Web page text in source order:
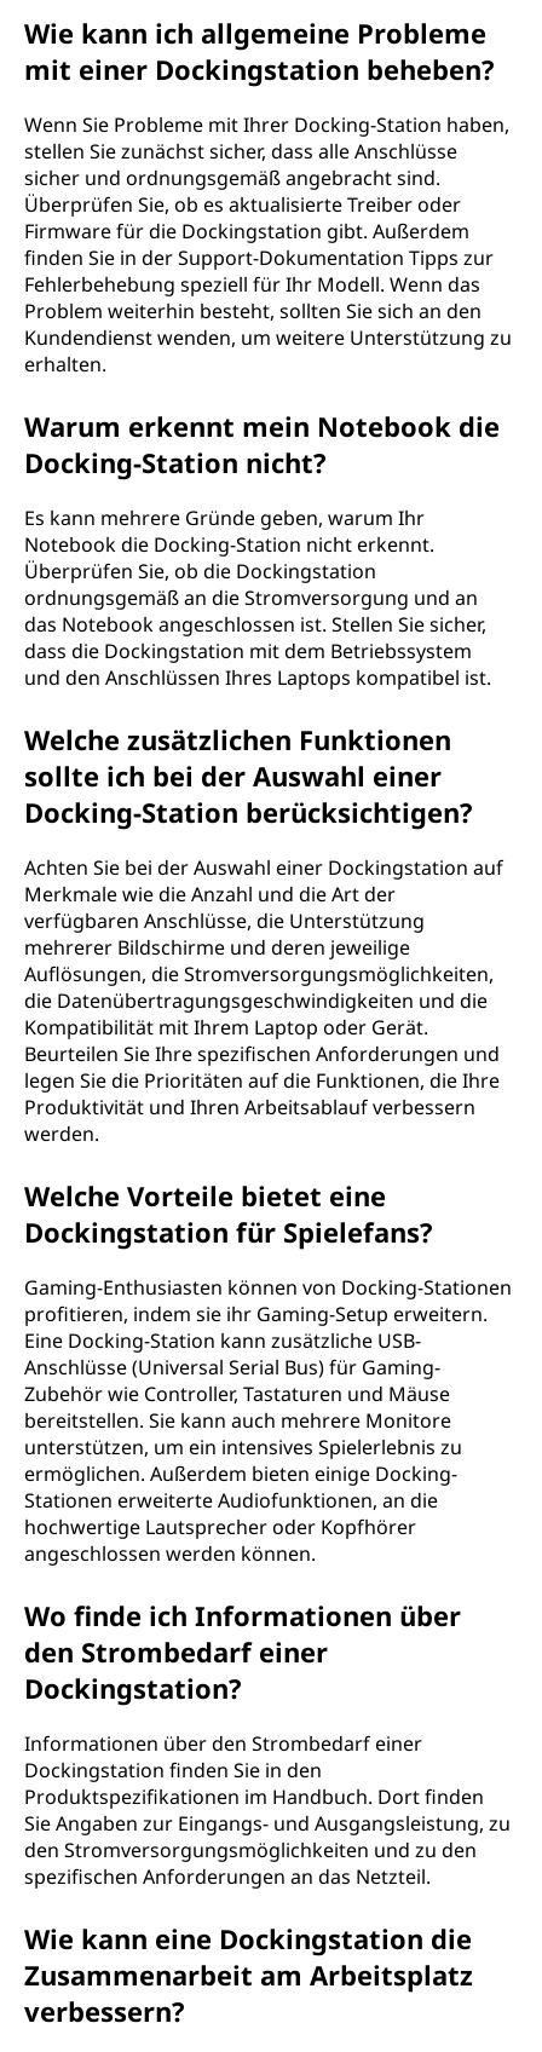
Wie kann ich allgemeine Probleme
mit einer Dockingstation beheben?
Wenn Sie Probleme mit Ihrer Docking-Station haben,
stellen Sie zunächst sicher, dass alle Anschlüsse
sicher und ordnungsgemäß angebracht sind.
Überprüfen Sie, ob es aktualisierte Treiber oder
Firmware für die Dockingstation gibt. Außerdem
finden Sie in der Support-Dokumentation Tipps zur
Fehlerbehebung speziell für Ihr Modell. Wenn das
Problem weiterhin besteht, sollten Sie sich an den
Kundendienst wenden, um weitere Unterstützung zu
erhalten.
Warum erkennt mein Notebook die
Docking-Station nicht?
Es kann mehrere Gründe geben, warum Ihr
Notebook die Docking-Station nicht erkennt.
Überprüfen Sie, ob die Dockingstation
ordnungsgemäß an die Stromversorgung und an
das Notebook angeschlossen ist. Stellen Sie sicher,
dass die Dockingstation mit dem Betriebssystem
und den Anschlüssen Ihres Laptops kompatibel ist.
Welche zusätzlichen Funktionen
sollte ich bei der Auswahl einer
Docking-Station berücksichtigen?
Achten Sie bei der Auswahl einer Dockingstation auf
Merkmale wie die Anzahl und die Art der
verfügbaren Anschlüsse, die Unterstützung
mehrerer Bildschirme und deren jeweilige
Auflösungen, die Stromversorgungsmöglichkeiten,
die Datenübertragungsgeschwindigkeiten und die
Kompatibilität mit Ihrem Laptop oder Gerät.
Beurteilen Sie Ihre spezifischen Anforderungen und
legen Sie die Prioritäten auf die Funktionen, die Ihre
Produktivität und Ihren Arbeitsablauf verbessern
werden.
Welche Vorteile bietet eine
Dockingstation für Spielefans?
Gaming-Enthusiasten können von Docking-Stationen
profitieren, indem sie ihr Gaming-Setup erweitern.
Eine Docking-Station kann zusätzliche USB-
Anschlüsse (Universal Serial Bus) für Gaming-
Zubehör wie Controller, Tastaturen und Mäuse
bereitstellen. Sie kann auch mehrere Monitore
unterstützen, um ein intensives Spielerlebnis zu
ermöglichen. Außerdem bieten einige Docking-
Stationen erweiterte Audiofunktionen, an die
hochwertige Lautsprecher oder Kopfhörer
angeschlossen werden können.
Wo finde ich Informationen über
den Strombedarf einer
Dockingstation?
Informationen über den Strombedarf einer
Dockingstation finden Sie in den
Produktspezifikationen im Handbuch. Dort finden
Sie Angaben zur Eingangs- und Ausgangsleistung, zu
den Stromversorgungsmöglichkeiten und zu den
spezifischen Anforderungen an das Netzteil.
Wie kann eine Dockingstation die
Zusammenarbeit am Arbeitsplatz
verbessern?